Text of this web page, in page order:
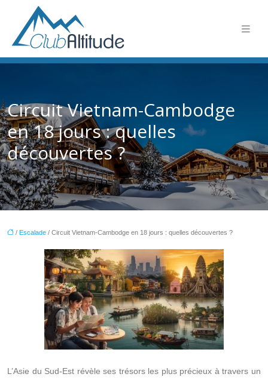
Circuit Vietnam-Cambodge
en 18 jours : quelles
découvertes ?
/ Escalade / Circuit Vietnam-Cambodge en 18 jours : quelles découvertes ?
L’Asie du Sud-Est révèle ses trésors les plus précieux à travers un